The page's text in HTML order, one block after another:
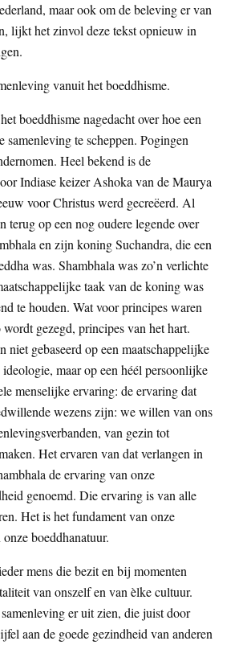
maar ook om de beleving er van
lijkt het zinvol deze tekst opnieuw in
vanuit het boeddhisme.
boeddhisme nagedacht over hoe een
samenleving te scheppen. Pogingen
Heel bekend is de
Indiase keizer Ashoka van de Maurya
voor Christus werd gecreëerd. Al
terug op een nog oudere legende over
en zijn koning Suchandra, die een
was. Shambhala was zo’n verlichte
taak van de koning was
te houden. Wat voor principes waren
gezegd, principes van het hart.
niet gebaseerd op een maatschappelijke
maar op een héél persoonlijke
menselijke ervaring: de ervaring dat
wezens zijn: we willen van ons
van gezin tot
Het ervaren van dat verlangen in
de ervaring van onze
genoemd. Die ervaring is van alle
Het is het fundament van onze
boeddhanatuur.
mens die bezit en bij momenten
van onszelf en van èlke cultuur.
er uit zien, die juist door
aan de goede gezindheid van anderen